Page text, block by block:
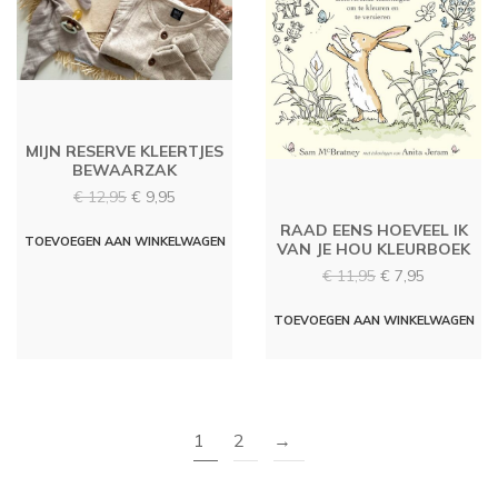
MIJN RESERVE KLEERTJES
BEWAARZAK
€12,95 Oorspronkelijke
was:
€ 9,95
is:
TOEVOEGEN AAN WINKELWAGEN
RAAD EENS HOEVEEL IK
VAN JE HOU KLEURBOEK
€11,95 Oorspronkelijke
was:
€ 7,95
is:
TOEVOEGEN AAN WINKELWAGEN
1 2 →